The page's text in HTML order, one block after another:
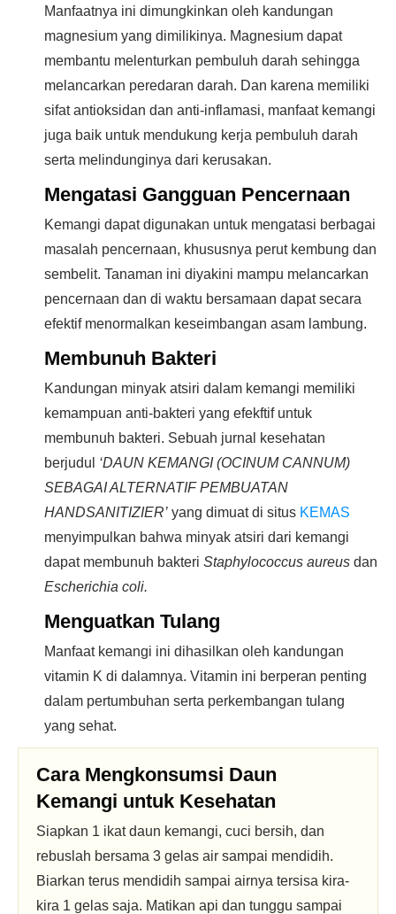
Manfaatnya ini dimungkinkan oleh kandungan
magnesium yang dimilikinya. Magnesium dapat
membantu melenturkan pembuluh darah sehingga
melancarkan peredaran darah. Dan karena memiliki
sifat antioksidan dan anti-inflamasi, manfaat kemangi
juga baik untuk mendukung kerja pembuluh darah
serta melindunginya dari kerusakan.
Mengatasi Gangguan Pencernaan
Kemangi dapat digunakan untuk mengatasi berbagai
masalah pencernaan, khususnya perut kembung dan
sembelit. Tanaman ini diyakini mampu melancarkan
pencernaan dan di waktu bersamaan dapat secara
efektif menormalkan keseimbangan asam lambung.
Membunuh Bakteri
Kandungan minyak atsiri dalam kemangi memiliki
kemampuan anti-bakteri yang efekftif untuk
membunuh bakteri. Sebuah jurnal kesehatan
berjudul ‘DAUN KEMANGI (OCINUM CANNUM)
SEBAGAI ALTERNATIF PEMBUATAN
HANDSANITIZIER’ yang dimuat di situs KEMAS
menyimpulkan bahwa minyak atsiri dari kemangi
dapat membunuh bakteri Staphylococcus aureus dan
Escherichia coli.
Menguatkan Tulang
Manfaat kemangi ini dihasilkan oleh kandungan
vitamin K di dalamnya. Vitamin ini berperan penting
dalam pertumbuhan serta perkembangan tulang
yang sehat.
Cara Mengkonsumsi Daun
Kemangi untuk Kesehatan
Siapkan 1 ikat daun kemangi, cuci bersih, dan
rebuslah bersama 3 gelas air sampai mendidih.
Biarkan terus mendidih sampai airnya tersisa kira-
kira 1 gelas saja. Matikan api dan tunggu sampai